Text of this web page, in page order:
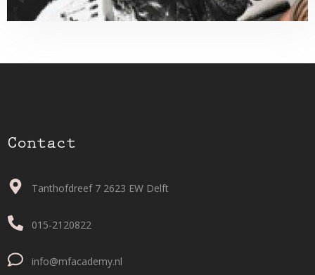
Contact
Tanthofdreef 7 2623 EW Delft
015-2120822
info@mfacademy.nl